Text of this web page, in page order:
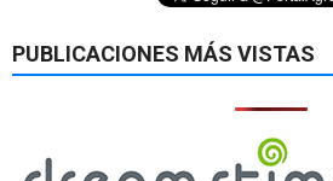
PUBLICACIONES MÁS VISTAS